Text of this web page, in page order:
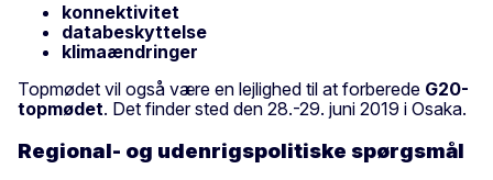
konnektivitet
databeskyttelse
klimaændringer
Topmødet vil også være en lejlighed til at forberede G20-
topmødet. Det finder sted den 28.-29. juni 2019 i Osaka.
Regional- og udenrigspolitiske spørgsmål